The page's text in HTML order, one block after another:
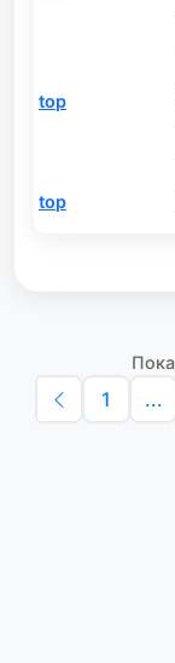
top
top
1 ...